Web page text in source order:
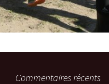
Commentaires récents